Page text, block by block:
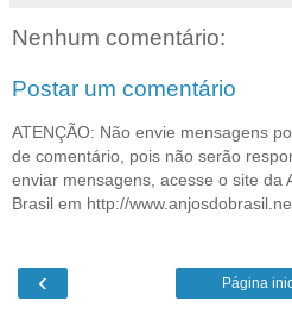
Nenhum comentário:
Postar um comentário
ATENÇÃO: Não envie mensagens
de comentário, pois não serão
enviar mensagens, acesse o site da
Brasil em http://
‹ Página